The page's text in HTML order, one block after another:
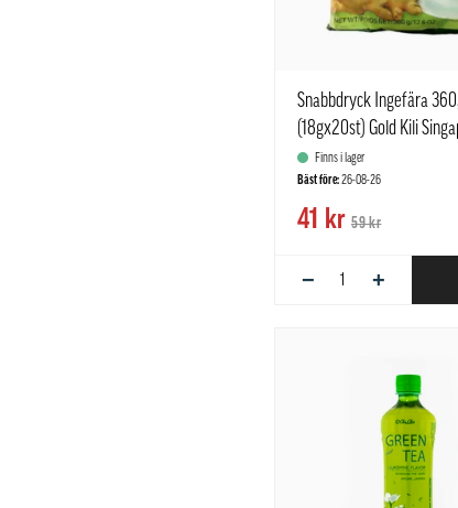
Snabbdryck Ingefära
(18gx20st) Gold Kili
Finns i lager
Bäst före:26-08-26
41 kr 59 kr
− +